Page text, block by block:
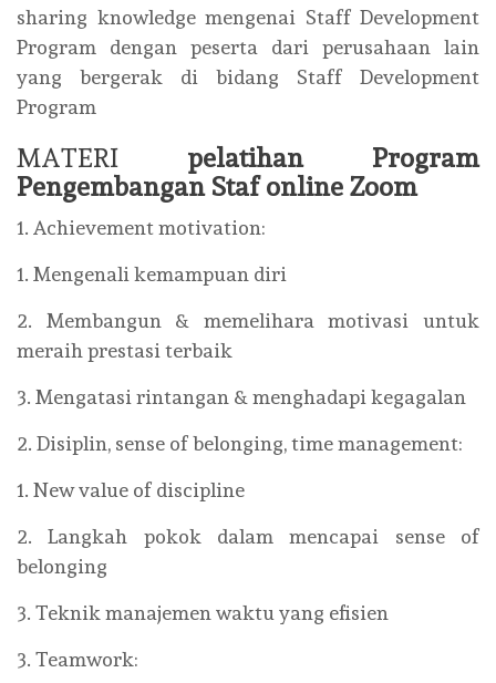
sharing knowledge mengenai Staff Development
Program dengan peserta dari perusahaan lain
yang bergerak di bidang Staff Development
Program
MATERI pelatihan Program
Pengembangan Staf online Zoom
1. Achievement motivation:
1. Mengenali kemampuan diri
2. Membangun & memelihara motivasi untuk
meraih prestasi terbaik
3. Mengatasi rintangan & menghadapi kegagalan
2. Disiplin, sense of belonging, time management:
1. New value of discipline
2. Langkah pokok dalam mencapai sense of
belonging
3. Teknik manajemen waktu yang efisien
3. Teamwork: